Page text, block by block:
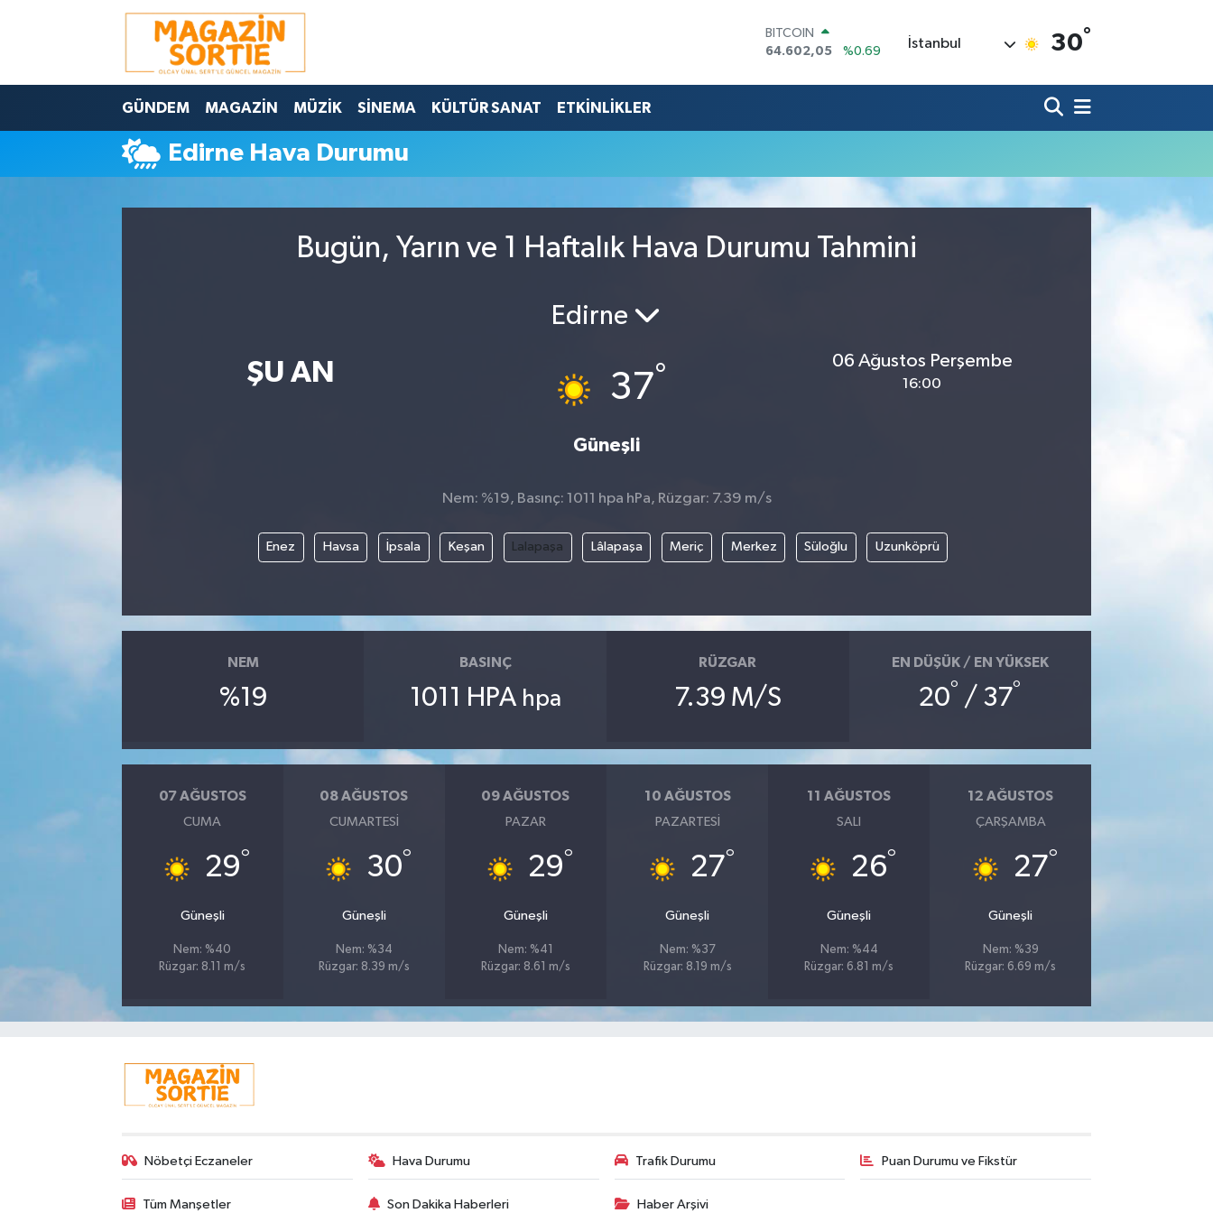
BITCOIN
64.602,05
%0.69
47,5986
%0.06
GRAM ALTIN
İstanbul 30°
GÜNDEM MAGAZİN MÜZİK SİNEMA KÜLTÜR SANAT ETKİNLİKLER
Edirne Hava Durumu
Bugün, Yarın ve 1 Haftalık Hava Durumu Tahmini
ŞU AN
Edirne
37°
Güneşli
06 Ağustos Perşembe
16:00
Nem: %19, Basınç: 1011 hpa hPa, Rüzgar: 7.39 m/s
Enez Havsa İpsala Keşan Lalapaşa Lâlapaşa Meriç Merkez Süloğlu Uzunköprü
NEM
%19
BASINÇ
1011 HPA hpa
RÜZGAR
7.39 M/S
EN DÜŞÜK / EN YÜKSEK
20° / 37°
07 AĞUSTOS
CUMA
29°
Güneşli
Nem: %40
Rüzgar: 8.11 m/s
08 AĞUSTOS
CUMARTESI
30°
Güneşli
Nem: %34
Rüzgar: 8.39 m/s
09 AĞUSTOS
PAZAR
29°
Güneşli
Nem: %41
Rüzgar: 8.61 m/s
10 AĞUSTOS
PAZARTESI
27°
Güneşli
Nem: %37
Rüzgar: 8.19 m/s
11 AĞUSTOS
SALI
26°
Güneşli
Nem: %44
Rüzgar: 6.81 m/s
12 AĞUSTOS
ÇARŞAMBA
27°
Güneşli
Nem: %39
Rüzgar: 6.69 m/s
Nöbetçi Eczaneler Hava Durumu Trafik Durumu Puan Durumu ve Fikstür
Tüm Manşetler Son Dakika Haberleri Haber Arşivi
Nöbetçi Eczaneler
Hava Durumu
Trafik Durumu
Süper Lig Puan Durumu ve Fikstür
Haber Arşivi